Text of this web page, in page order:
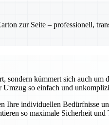
zur Seite – professionell,
sondern kümmert sich auch um
so einfach und
Ihre individuellen Bedürfnisse
so maximale Sicherheit und